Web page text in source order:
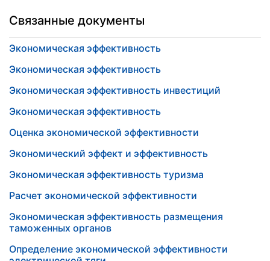
Связанные документы
Экономическая эффективность
Экономическая эффективность
Экономическая эффективность инвестиций
Экономическая эффективность
Оценка экономической эффективности
Экономический эффект и эффективность
Экономическая эффективность туризма
Расчет экономической эффективности
Экономическая эффективность размещения
таможенных органов
Определение экономической эффективности